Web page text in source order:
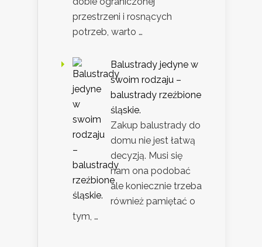
przestrzeni i rosnących
potrzeb, warto …
Balustrady jedyne w
swoim rodzaju –
balustrady rzeźbione
śląskie.
Zakup balustrady do
domu nie jest łatwą
decyzją. Musi się
nam ona podobać
ale koniecznie trzeba
również pamiętać o
tym, …